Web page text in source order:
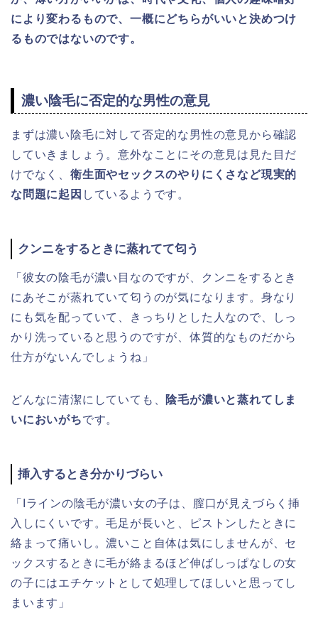
により変わるもので、一概にどちらがいいと決めつけ
るものではないのです。
濃い陰毛に否定的な男性の意見
まずは濃い陰毛に対して否定的な男性の意見から確認
していきましょう。意外なことにその意見は見た目だ
けでなく、 衛生面やセックスのやりにくさなど現実的
な問題に起因 しているようです。
クンニをするときに蒸れてて匂う
「彼女の陰毛が濃い目なのですが、クンニをするとき
にあそこが蒸れていて匂うのが気になります。身なり
にも気を配っていて、きっちりとした人なので、しっ
かり洗っていると思うのですが、体質的なものだから
仕方がないんでしょうね」
どんなに清潔にしていても、 陰毛が濃いと蒸れてしま
いにおいがちです。
挿入するとき分かりづらい
「Iラインの陰毛が濃い女の子は、膣口が見えづらく挿
入しにくいです。毛足が長いと、ピストンしたときに
絡まって痛いし。濃いこと自体は気にしませんが、セ
ックスするときに毛が絡まるほど伸ばしっぱなしの女
の子にはエチケットとして処理してほしいと思ってし
まいます」